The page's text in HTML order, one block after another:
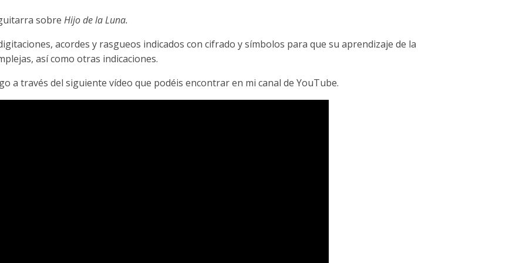
sobre Hijo de la Luna.
acordes y rasgueos indicados con cifrado y símbolos para que su aprendizaje de la
así como otras indicaciones.
a través del siguiente vídeo que podéis encontrar en mi canal de YouTube.